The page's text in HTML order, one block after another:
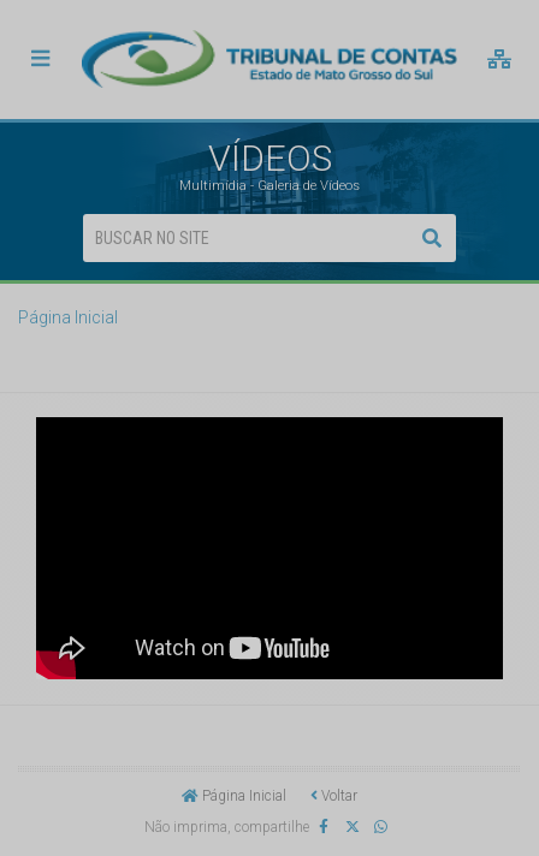
VÍDEOS
Multimídia - Galeria de Vídeos
Página Inicial
Página Inicial
Voltar
Não imprima, compartilhe